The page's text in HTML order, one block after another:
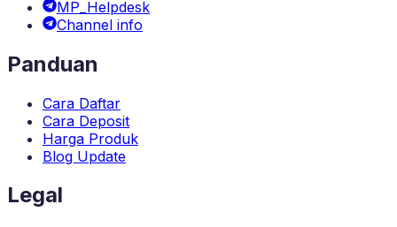
MP_Helpdesk
Channel info
Panduan
Cara Daftar
Cara Deposit
Harga Produk
Blog Update
Legal